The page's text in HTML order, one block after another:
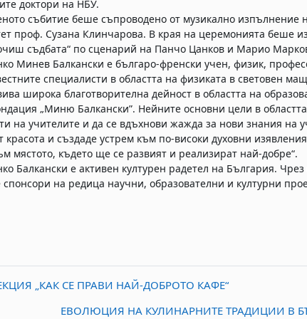
доктори на НБУ.
събитие беше съпроводено от музикално
проф. Сузана Клинчарова. В края на церемонията беше
съдбата“ по сценарий на Панчо Цанков и Марио
Минев Балкански е българо-френски учен, физик,
специалисти в областта на физиката в световен
широка благотворителна дейност в областта на
„Миню Балкански”. Нейните основни цели в
на учителите и да се вдъхнови жажда за нoви знания на
красота и създаде устрем към по-високи духовни
мястото, където ще се развият и реализират най-добре“.
Балкански е активен културен радетел на България.
спонсори на редица научни, образователни и културни
„КАК СЕ ПРАВИ НАЙ-ДОБРОТО КАФЕ“
ЕВОЛЮЦИЯ НА КУЛИНАРНИТЕ ТРАДИЦИИ В